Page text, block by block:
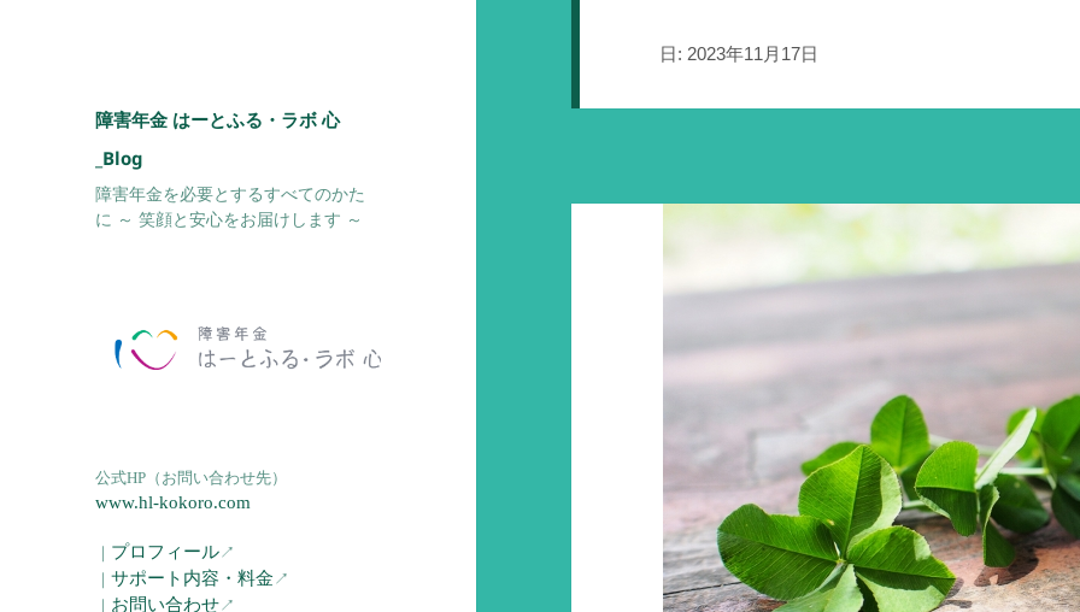
障害年金 はーとふる・ラボ 心
_Blog
障害年金を必要とするすべてのかた
に ～ 笑顔と安心をお届けします ～
公式HP（お問い合わせ先）
www.hl-kokoro.com
｜ プロフィール↗︎
｜サポート内容・料金 ↗︎
｜ お問い合わせ↗︎
日:2023年11月17日